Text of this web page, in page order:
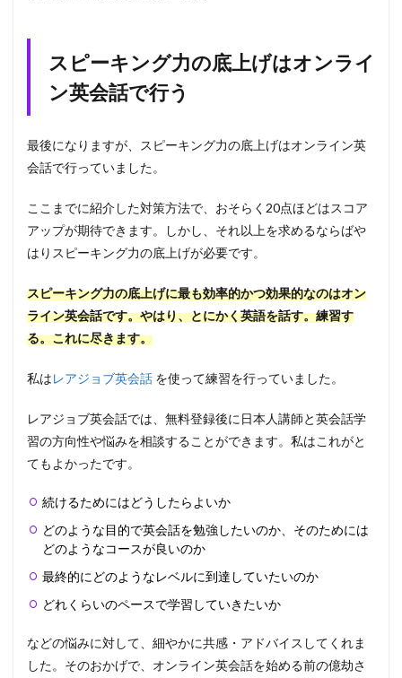
スピーキング力の底上げはオンライ
ン英会話で行う
最後になりますが、スピーキング力の底上げはオンライン英
会話で行っていました。
ここまでに紹介した対策方法で、おそらく20点ほどはスコア
アップが期待できます。しかし、それ以上を求めるならばや
はりスピーキング力の底上げが必要です。
スピーキング力の底上げに最も効率的かつ効果的なのはオン
ライン英会話です。やはり、とにかく英語を話す。練習す
る。これに尽きます。
私はレアジョブ英会話 を使って練習を行っていました。
レアジョブ英会話では、無料登録後に日本人講師と英会話学
習の方向性や悩みを相談することができます。私はこれがと
てもよかったです。
続けるためにはどうしたらよいか
どのような目的で英会話を勉強したいのか、そのためには
どのようなコースが良いのか
最終的にどのようなレベルに到達していたいのか
どれくらいのペースで学習していきたいか
などの悩みに対して、細やかに共感・アドバイスしてくれま
した。そのおかげで、オンライン英会話を始める前の億劫さ